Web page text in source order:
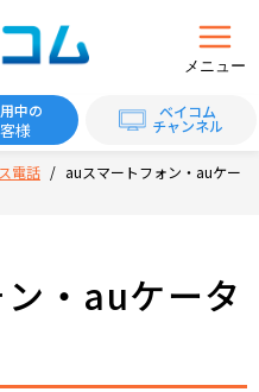
電話 / auスマートフォン・auケー
メニュー
中の
様
ベイコム
チャンネル
・auケータ